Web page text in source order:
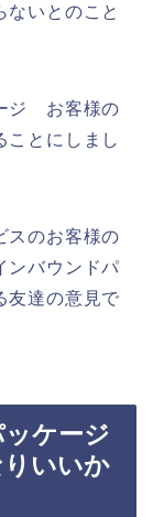
ないとのこと
ジ お客様の
ことにしまし
スのお客様の
ンバウンドパ
友達の意見で
ッケージ
いいか